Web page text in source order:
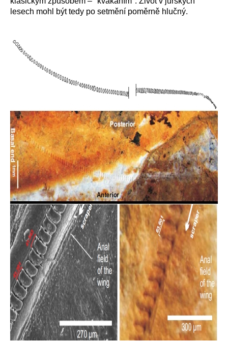
lesech mohl být tedy po setmění poměrně hlučný.